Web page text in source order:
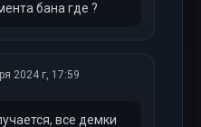
бана где ?
2024 г, 17:59
все демки